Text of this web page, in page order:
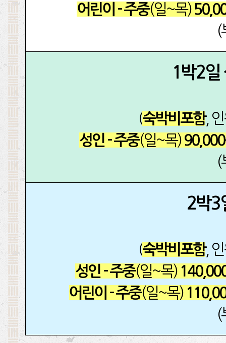
어린이 - 주중(일~목)
(
1박2일
(숙박비포함,
성인 - 주중(일~목)90,000
(
2박3
(숙박비포함,
성인 - 주중(일~목)
어린이 - 주중(일~목)
(